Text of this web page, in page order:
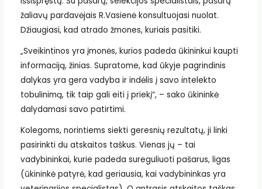
žaliavų pardavėjais R.Vasienė konsultuojasi nuolat.
Džiaugiasi, kad atrado žmones, kuriais pasitiki.
„Sveikintinos yra įmonės, kurios padeda ūkininkui kaupti
informaciją, žinias. Supratome, kad ūkyje pagrindinis
dalykas yra gera vadyba ir indėlis į savo intelekto
tobulinimą, tik taip gali eiti į priekį“, – sako ūkininkė
dalydamasi savo patirtimi.
Kolegoms, norintiems siekti geresnių rezultatų, ji linki
pasirinkti du atskaitos taškus. Vienas jų – tai
vadybininkai, kurie padeda sureguliuoti pašarus, ligas
(ūkininkė patyrė, kad geriausia, kai vadybininkas yra